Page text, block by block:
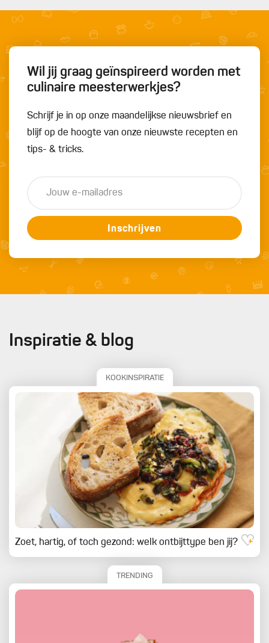
Wil jij graag geïnspireerd worden met
culinaire meesterwerkjes?
Schrijf je in op onze maandelijkse nieuwsbrief en
blijf op de hoogte van onze nieuwste recepten en
tips- & tricks.
Inschrijven
Inspiratie & blog
KOOKINSPIRATIE
Zoet, hartig, of toch gezond: welk ontbijttype ben jij?
TRENDING